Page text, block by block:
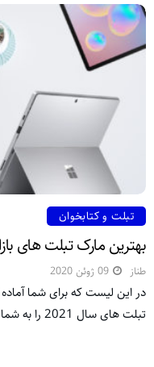
تبلت و کتابخوان
بهترین مارک تبلت های بازار
طناز 09 ژوئن 2020
در این لیست که برای شما
تبلت های سال 2021 را به شما معرفی می‌کنیم. تبلت هایی با...